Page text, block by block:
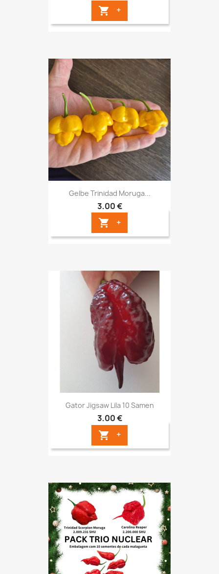
 +
Gelbe Trinidad Moruga...
3,00 €
 +
Gator Jigsaw Lila 10 Samen
3,00 €
 +